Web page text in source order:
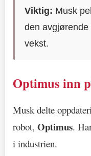
Viktig: Musk
den
vekst.
Optimus inn
Musk delte
robot, Optimus.
i industrien.